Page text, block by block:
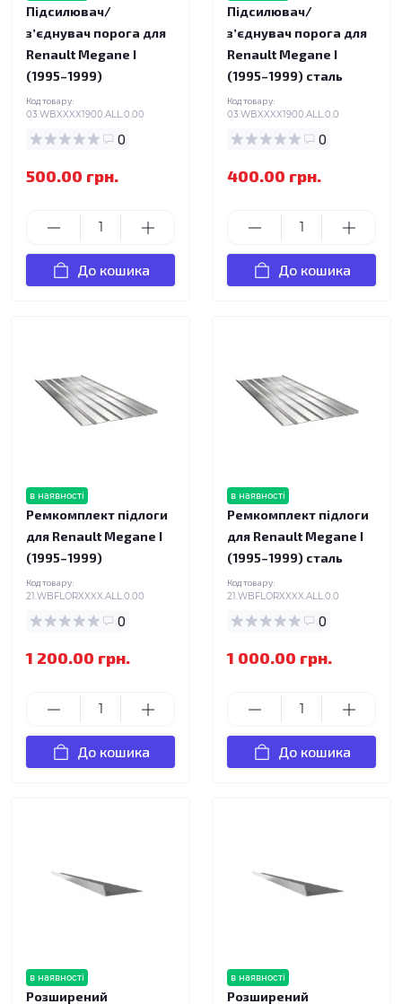
Підсилювач/
зʼєднувач порога для
Renault Megane I
(1995–1999)
Код товару:
03.WBXXXX1900.ALL.0.00
0
500.00 грн.
До кошика
Підсилювач/
зʼєднувач порога для
Renault Megane I
(1995–1999) сталь
Код товару:
03.WBXXXX1900.ALL.0.0
0
400.00 грн.
До кошика
в наявності
Ремкомплект підлоги
для Renault Megane I
(1995–1999)
Код товару:
21.WBFLORXXXX.ALL.0.00
0
1 200.00 грн.
До кошика
в наявності
Ремкомплект підлоги
для Renault Megane I
(1995–1999) сталь
Код товару:
21.WBFLORXXXX.ALL.0.0
0
1 000.00 грн.
До кошика
в наявності
Розширений
в наявності
Розширений